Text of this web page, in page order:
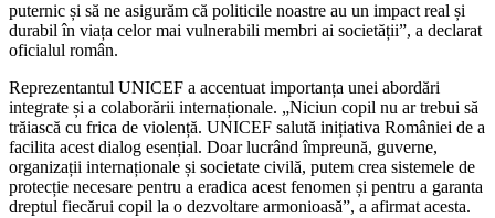
puternic și să ne asigurăm că politicile noastre au un impact real și
durabil în viața celor mai vulnerabili membri ai societății”, a declarat
oficialul român.
Reprezentantul UNICEF a accentuat importanța unei abordări
integrate și a colaborării internaționale. „Niciun copil nu ar trebui să
trăiască cu frica de violență. UNICEF salută inițiativa României de a
facilita acest dialog esențial. Doar lucrând împreună, guverne,
organizații internaționale și societate civilă, putem crea sistemele de
protecție necesare pentru a eradica acest fenomen și pentru a garanta
dreptul fiecărui copil la o dezvoltare armonioasă”, a afirmat acesta.